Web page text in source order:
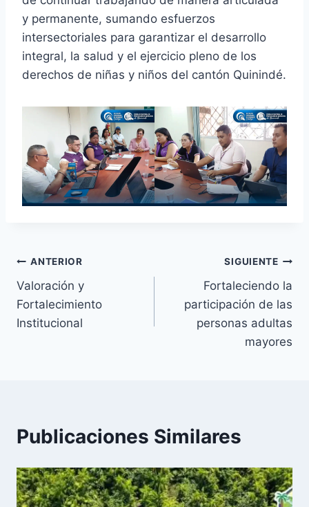
y permanente, sumando esfuerzos
intersectoriales para garantizar el desarrollo
integral, la salud y el ejercicio pleno de los
derechos de niñas y niños del cantón Quinindé.
Navegación
de
entradas
ANTERIOR
Valoración y
Fortalecimiento
Institucional
SIGUIENTE
Fortaleciendo la
participación de las
personas adultas
mayores
Publicaciones Similares